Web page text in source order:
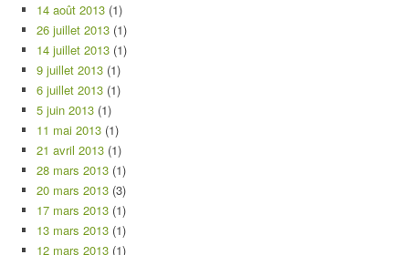
14 août 2013 (1)
26 juillet 2013 (1)
14 juillet 2013 (1)
9 juillet 2013 (1)
6 juillet 2013 (1)
5 juin 2013 (1)
11 mai 2013 (1)
21 avril 2013 (1)
28 mars 2013 (1)
20 mars 2013 (3)
17 mars 2013 (1)
13 mars 2013 (1)
12 mars 2013 (1)